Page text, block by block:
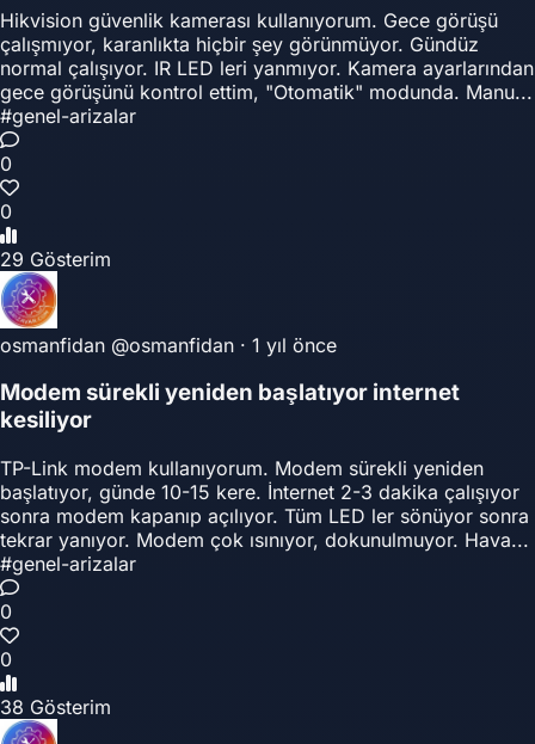
Hikvision güvenlik kamerası kullanıyorum. Gece görüşü
çalışmıyor, karanlıkta hiçbir şey görünmüyor. Gündüz
normal çalışıyor. IR LED leri yanmıyor. Kamera ayarlarından
gece görüşünü kontrol ettim, "Otomatik" modunda. Manu...
#genel-arizalar
0
0
29 Gösterim
osmanfidan @osmanfidan · 1 yıl önce
Modem sürekli yeniden başlatıyor internet
kesiliyor
TP-Link modem kullanıyorum. Modem sürekli yeniden
başlatıyor, günde 10-15 kere. İnternet 2-3 dakika çalışıyor
sonra modem kapanıp açılıyor. Tüm LED ler sönüyor sonra
tekrar yanıyor. Modem çok ısınıyor, dokunulmuyor. Hava...
#genel-arizalar
0
0
38 Gösterim